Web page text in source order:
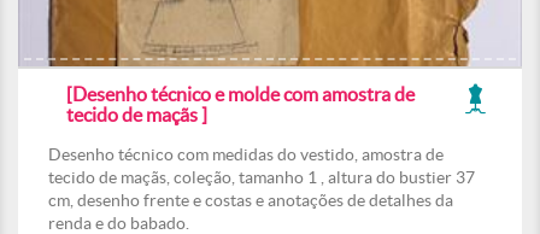
[Desenho técnico e molde com amostra de
tecido de maçãs ]
Desenho técnico com medidas do vestido, amostra de
tecido de maçãs, coleção, tamanho 1 , altura do bustier 37
cm, desenho frente e costas e anotações de detalhes da
renda e do babado.